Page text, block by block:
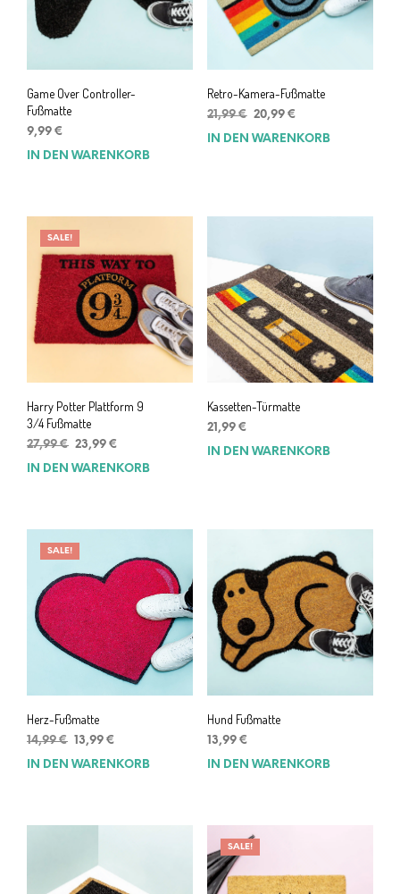
Game Over Controller-
Fußmatte
9,99 €
IN DEN WARENKORB
Retro-Kamera-Fußmatte
21,99€ Ursprünglicher
Preis
20,99 €Aktueller
Preis
IN DEN WARENKORB
SALE!
Harry Potter Plattform 9
3/4 Fußmatte
27,99€ Ursprünglicher
Preis
23,99 €
Preis
IN DEN WARENKORB
Kassetten-Türmatte
21,99 €
IN DEN WARENKORB
SALE!
Herz-Fußmatte
14,99€ Ursprünglicher
Preis
13,99 €
Preis
IN DEN WARENKORB
Hund Fußmatte
13,99 €
IN DEN WARENKORB
SALE!